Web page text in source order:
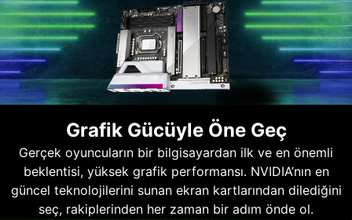
Grafik Gücüyle Öne Geç
Gerçek oyuncuların bir bilgisayardan ilk ve en önemli
beklentisi, yüksek grafik performansı. NVIDIA’nın en
güncel teknolojilerini sunan ekran kartlarından dilediğini
seç, rakiplerinden her zaman bir adım önde ol.